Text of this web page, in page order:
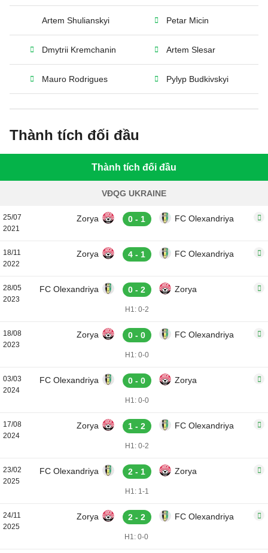
Artem Shulianskyi Petar Micin
Dmytrii Kremchanin Artem Slesar
Mauro Rodrigues Pylyp Budkivskyi
Thành tích đối đầu
Thành tích đối đầu
VĐQG UKRAINE
25/07
2021
Zorya 0 - 1 FC Olexandriya
18/11
2022
Zorya 4 - 1 FC Olexandriya
28/05
2023
FC Olexandriya 0 - 2 Zorya
H1: 0-2
18/08
2023
Zorya 0 - 0 FC Olexandriya
H1: 0-0
03/03
2024
FC Olexandriya 0 - 0 Zorya
H1: 0-0
17/08
2024
Zorya 1 - 2 FC Olexandriya
H1: 0-2
23/02
2025
FC Olexandriya 2 - 1 Zorya
H1: 1-1
24/11
2025
Zorya 2 - 2 FC Olexandriya
H1: 0-0